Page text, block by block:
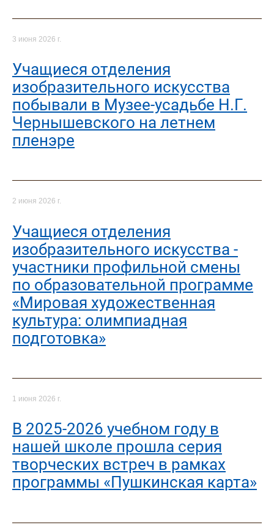
3 июня 2026 г.
Учащиеся отделения
изобразительного искусства
побывали в Музее-усадьбе Н.Г.
Чернышевского на летнем
пленэре
2 июня 2026 г.
Учащиеся отделения
изобразительного искусства -
участники профильной смены
по образовательной программе
«Мировая художественная
культура: олимпиадная
подготовка»
1 июня 2026 г.
В 2025-2026 учебном году в
нашей школе прошла серия
творческих встреч в рамках
программы «Пушкинская карта»